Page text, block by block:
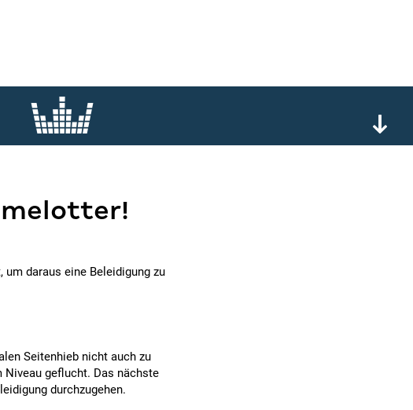
um daraus eine Beleidigung zu
Seitenhieb nicht auch zu
Niveau geflucht. Das nächste
durchzugehen.